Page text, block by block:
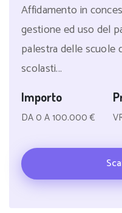
Affidamento in
gestione ed uso del
palestra delle scuole
scolasti...
Importo
DA 0 A 100.000 €